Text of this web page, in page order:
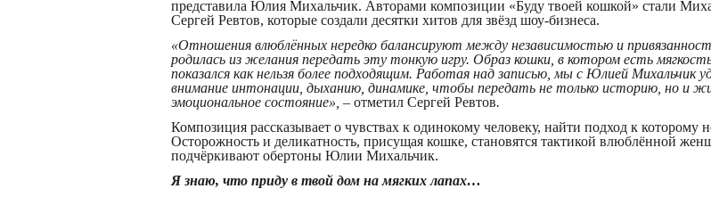
представила Юлия Михальчик. Авторами композиции «Буду твоей кошкой» стали
Сергей Ревтов, которые создали десятки хитов для звёзд шоу-бизнеса.
«Отношения влюблённых нередко балансируют между независимостью и
родилась из желания передать эту тонкую игру. Образ кошки , в котором есть
показался как нельзя более подходящим. Работая над записью, мы с Юлией Михальчик
внимание интонации, дыханию, динамике, чтобы передать не только историю но и
эмоциональное состояние», – отметил Сергей Ревтов.
Композиция рассказывает о чувствах к одинокому человеку, найти подход к которому
Осторожность и деликатность, присущая кошке, становятся тактикой влюблённой
подчёркивают обертоны Юлии Михальчик.
Я знаю, что приду в твой дом на мягких лапах…